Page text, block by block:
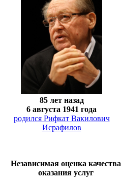
85 лет назад
6 августа 1941 года
родился Рифкат Вакилович
Исрафилов
Независимая оценка качества
оказания услуг